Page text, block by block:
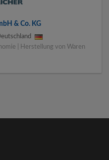
& Co. KG
| Herstellung von Waren